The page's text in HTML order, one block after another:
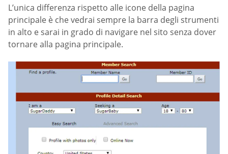
L’unica differenza rispetto alle icone della pagina
principale è che vedrai sempre la barra degli strumenti
in alto e sarai in grado di navigare nel sito senza dover
tornare alla pagina principale.